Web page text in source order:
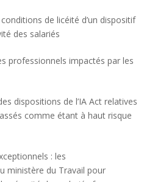
de licéité d’un dispositif
des salariés
professionnels impactés par les
dispositions de l’IA Act relatives
comme étant à haut risque
: les
ministère du Travail pour